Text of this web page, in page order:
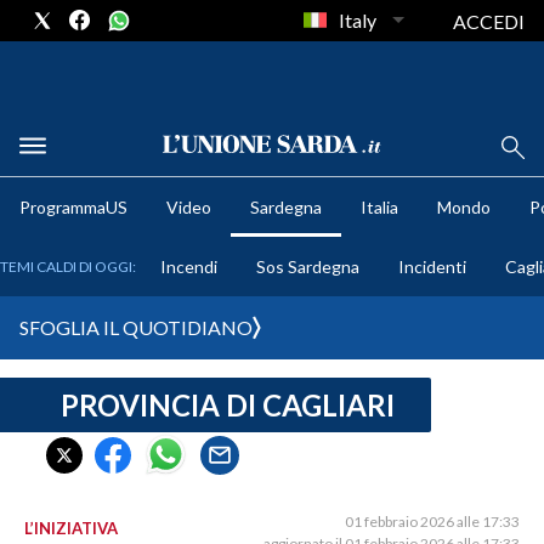
METEO
CRONACA SARDEGNA
CAGLIARI
SULCIS IGLESIENTE
Italy ACCEDI
ProgrammaUS Video Sardegna Italia Mondo
TEMI CALDI DI OGGI: Incendi Sos Sardegna Incidenti
SFOGLIA IL QUOTIDIANO
PROVINCIA DI CAGLIARI
L’INIZIATIVA
01 febbraio 2026 alle 17:33